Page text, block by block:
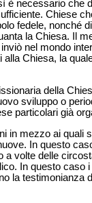
è necessario che
Chiese
fedele, nonché
la Chiesa. Il
nel mondo
alla Chiesa, la
della
sviluppo o
particolari già
in mezzo ai
In questo
a volte delle
In questo caso
la testimonianza